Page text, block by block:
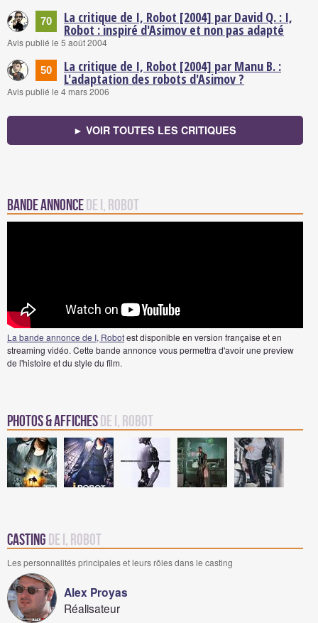
70 La critique de I, Robot [2004] par David Q. : I,
Robot : inspiré d'Asimov et non pas adapté
Avis publié le 5 août 2004
50 La critique de I, Robot [2004] par Manu B. :
L'adaptation des robots d'Asimov ?
Avis publié le 4 mars 2006
► VOIR TOUTES LES CRITIQUES
Bande annoncede I, Robot
La bande annonce de I, Robotest disponible en version française et en
streaming vidéo. Cette bande annonce vous permettra d'avoir une preview
de l'histoire et du style du film.
Photos & Affichesde I, Robot
Casting de I, Robot
Les personnalités principales et leurs rôles dans le casting
Alex Proyas
Réalisateur